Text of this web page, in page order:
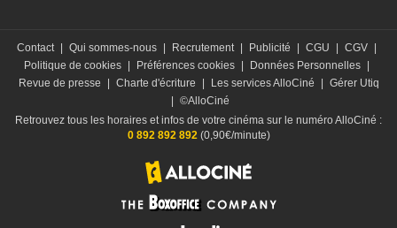
Contact | Qui sommes-nous | Recrutement | Publicité | CGU | CGV |
Politique de cookies | Préférences cookies | Données Personnelles |
Revue de presse
| Charte d'écriture | Les services AlloCiné | Gérer Utiq
| ©AlloCiné
Retrouvez tous les horaires et infos de votre cinéma sur le numéro AlloCiné :
0 892 892 892 (0,90€/minute)